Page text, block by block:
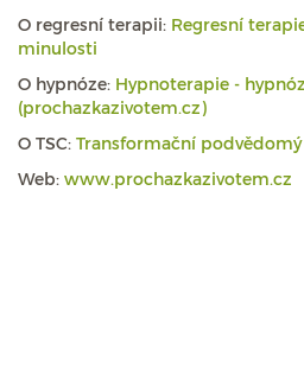
O regresní terapii: Regresní
minulosti
O hypnóze: Hypnoterapie -
(prochazkazivotem.cz)
O TSC: Transformační
Web: www.prochazkazivotem.cz